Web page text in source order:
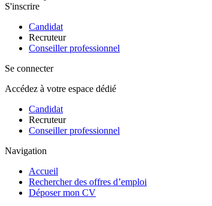
S'inscrire
Candidat
Recruteur
Conseiller professionnel
Se connecter
Accédez à votre espace dédié
Candidat
Recruteur
Conseiller professionnel
Navigation
Accueil
Rechercher des offres d’emploi
Déposer mon CV